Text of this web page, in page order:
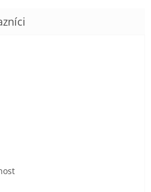
je 5 z 5 hvězdiček.
je 5 z 5 hvězdiček.